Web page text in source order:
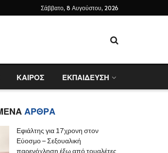
Σάββατο, 8 Αυγούστου, 2026
ΚΑΙΡΟΣ ΕΚΠΑΙΔΕΥΣΗ
ΑΡΘΡΑ
Εφιάλτης για 17χρονη στον
Εύοσμο – Σεξουαλική
παρενόχληση έξω από τουαλέτες